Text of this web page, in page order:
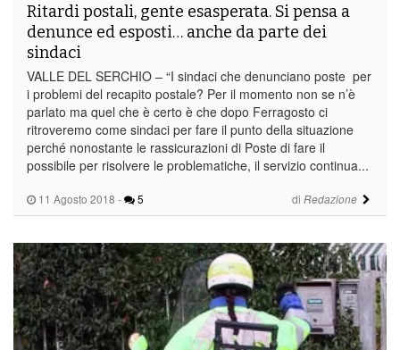
11 Agosto 2018 - 5 di Redazione
Ritardi postali, gente esasperata. Si pensa a
denunce ed esposti… anche da parte dei
sindaci
VALLE DEL SERCHIO – “I sindaci che denunciano poste per
i problemi del recapito postale? Per il momento non se n’è
parlato ma quel che è certo è che dopo Ferragosto ci
ritroveremo come sindaci per fare il punto della situazione
perché nonostante le rassicurazioni di Poste di fare il
possibile per risolvere le problematiche, il servizio continua...